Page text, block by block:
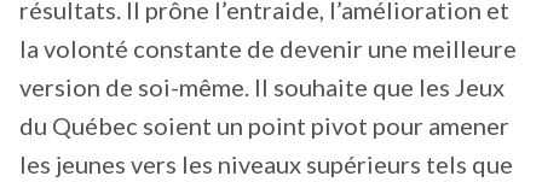
résultats. Il prône l’entraide, l’amélioration et
la volonté constante de devenir une meilleure
version de soi-même. Il souhaite que les Jeux
du Québec soient un point pivot pour amener
les jeunes vers les niveaux supérieurs tels que